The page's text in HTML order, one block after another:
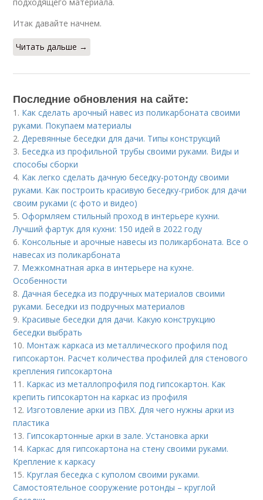
Итак давайте начнем.
Читать дальше →
Последние обновления на сайте:
1. Как сделать арочный навес из поликарбоната своими
руками. Покупаем материалы
2. Деревянные беседки для дачи. Типы конструкций
3. Беседка из профильной трубы своими руками. Виды и
способы сборки
4. Как легко сделать дачную беседку-ротонду своими
руками. Как построить красивую беседку-грибок для дачи
своим руками (с фото и видео)
5.Оформляем стильный проход в интерьере кухни.
Лучший фартук для кухни: 150 идей в 2022 году
6. Консольные и арочные навесы из поликарбоната. Все о
навесах из поликарбоната
7. Межкомнатная арка в интерьере на кухне.
Особенности
8. Дачная беседка из подручных материалов своими
руками. Беседки из подручных материалов
9. Красивые беседки для дачи. Какую конструкцию
беседки выбрать
10. Монтаж каркаса из металлического профиля под
гипсокартон. Расчет количества профилей для стенового
крепления гипсокартона
11. Каркас из металлопрофиля под гипсокартон. Как
крепить гипсокартон на каркас из профиля
12. Изготовление арки из ПВХ. Для чего нужны арки из
пластика
13. Гипсокартонные арки в зале. Установка арки
14. Каркас для гипсокартона на стену своими руками.
Крепление к каркасу
15. Круглая беседка с куполом своими руками.
Самостоятельное сооружение ротонды – круглой